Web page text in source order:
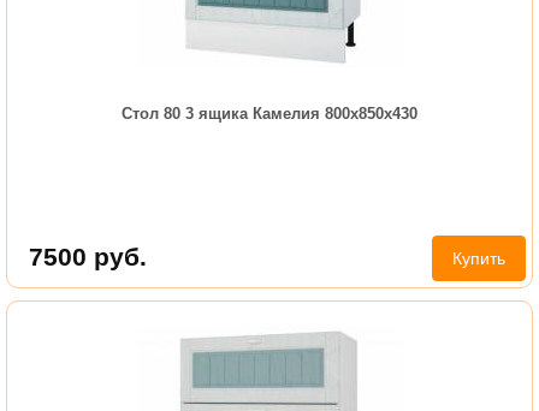
Стол 80 3 ящика Камелия 800х850х430
7500 руб. Купить